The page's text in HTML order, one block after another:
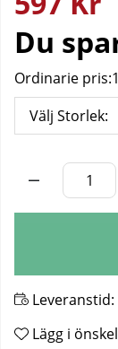
Du
Ordinarie pris:
Välj Storlek:
Leveranstid:
Lägg i